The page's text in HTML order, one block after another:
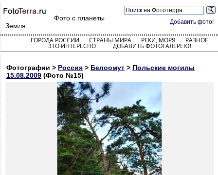
Добавить фото!
Фото с планеты
Земля
ГОРОДА РОССИИ СТРАНЫ МИРА РЕКИ, МОРЯ РАЗНОЕ
ЭТО ИНТЕРЕСНО ДОБАВИТЬ ФОТОГАЛЕРЕЮ!
Фотографии > Россия > Белоомут > Польские могилы
15.08.2009 (Фото №15)